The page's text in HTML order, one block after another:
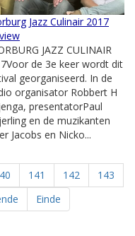
Jazz Culinair 2017
JAZZ CULINAIR
de 3e keer wordt dit
georganiseerd. In de
organisator Robbert H
presentatorPaul
en de muzikanten
Jacobs en Nicko...
141 142
143
Einde